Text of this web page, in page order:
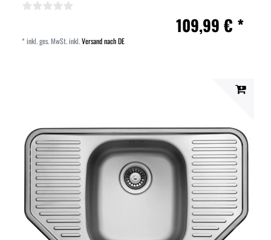
109,99 € *
*inkl. ges. MwSt.inkl.Versand nach DE